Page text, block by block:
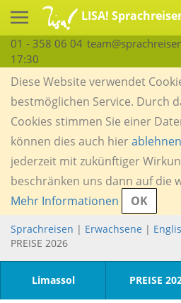
LISA!
01 - 358 06 04
17:30
Diese Website verwendet
bestmöglichen Service. Durch
Cookies stimmen Sie einer
können dies auch hierablehnen
jederzeit mit zukünftiger
beschränken uns dann auf die
Mehr Informationen
OK
Sprachreisen | Erwachsene |
PREISE 2026
Limassol PREISE